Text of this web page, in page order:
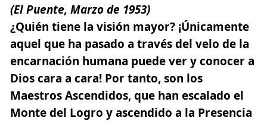
(El Puente, Marzo de 1953)
¿Quién tiene la visión mayor? ¡Únicamente
aquel que ha pasado a través del velo de la
encarnación humana puede ver y conocer a
Dios cara a cara! Por tanto, son los
Maestros Ascendidos, que han escalado el
Monte del Logro y ascendido a la Presencia